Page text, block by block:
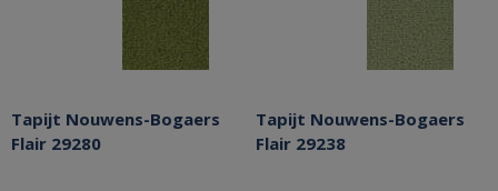
Tapijt Nouwens-Bogaers
Flair 29280
Tapijt Nouwens-Bogaers
Flair 29238